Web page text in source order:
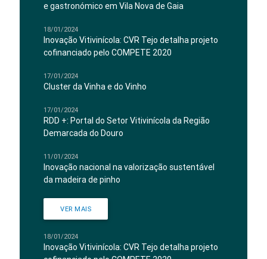
e gastronómico em Vila Nova de Gaia
18/01/2024
Inovação Vitivinícola: CVR Tejo detalha projeto
cofinanciado pelo COMPETE 2020
17/01/2024
Cluster da Vinha e do Vinho
17/01/2024
RDD +: Portal do Setor Vitivinícola da Região
Demarcada do Douro
11/01/2024
Inovação nacional na valorização sustentável
da madeira de pinho
VER MAIS
18/01/2024
Inovação Vitivinícola: CVR Tejo detalha projeto